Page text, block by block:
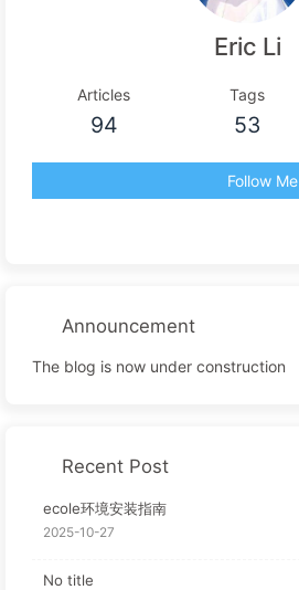
Eric Li
Articles
94
Tags
53
Follow Me
Announcement
The blog is now under construction
Recent Post
ecole环境安装指南
2025-10-27
No title